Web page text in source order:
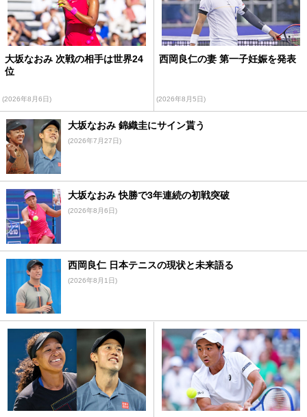
大坂なおみ 次戦の相手は世界24
位
(2026年8月6日)
西岡良仁の妻 第一子妊娠を発表
(2026年8月5日)
大坂なおみ 錦織圭にサイン貰う
(2026年7月27日)
大坂なおみ 快勝で3年連続の初戦突破
(2026年8月6日)
西岡良仁 日本テニスの現状と未来語る
(2026年8月1日)